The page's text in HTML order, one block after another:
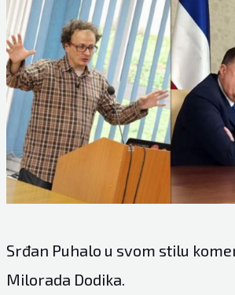
Srđan Puhalo u svom stilu
Milorada Dodika.